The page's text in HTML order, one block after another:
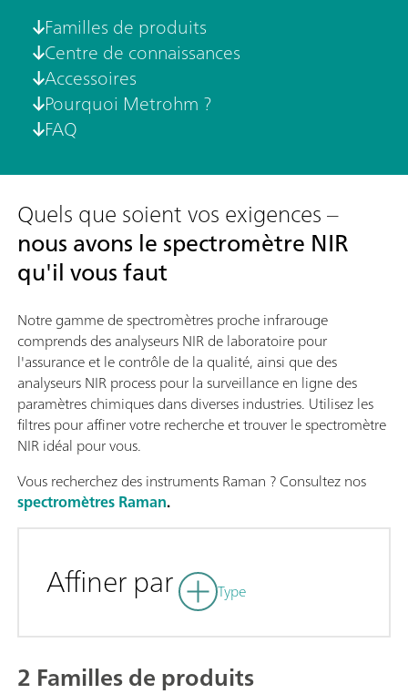
Familles de produits
Centre de connaissances
Accessoires
Pourquoi Metrohm ?
FAQ
Quels que soient vos exigences –
nous avons le spectromètre NIR
qu'il vous faut
Notre gamme de spectromètres proche infrarouge
comprends des analyseurs NIR de laboratoire pour
l'assurance et le contrôle de la qualité, ainsi que des
analyseurs NIR process pour la surveillance en ligne des
paramètres chimiques dans diverses industries. Utilisez les
filtres pour affiner votre recherche et trouver le spectromètre
NIR idéal pour vous.
Vous recherchez des instruments Raman ? Consultez nos
spectromètres Raman.
Affiner par Type
2 Familles de produits